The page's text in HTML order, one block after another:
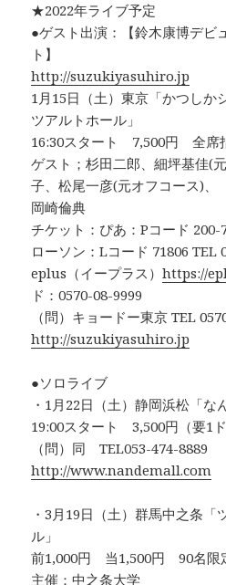
★2022年ライブ予定
●ゲスト出演：【鈴木康博デビ
ト】
http://suzukiyasuhiro.jp
1月15日（土）東京「かつしか
ツアルトホール」
16:30スタート 7,500円 全席
ゲスト；杉田二郎、細坪基佳(
子、松尾一彦(元オフコース)、
岡崎倫典
チケット：ぴあ：Pコード 200-
ローソン：Lコード 71806 TEL
eplus（イープラス）https://
ド：0570-08-9999
（問）キョードー東京 TEL
http://suzukiyasuhiro.jp
●ソロライブ
・1月22日（土）静岡浜松「な
19:00スタート 3,500円（要1ド
（問）同 TEL053-474-8889
http://www.nandemall.com
・3月19日（土）群馬中之条「
ル」
前1,000円 当1,500円 90名限
主催：中之条大学